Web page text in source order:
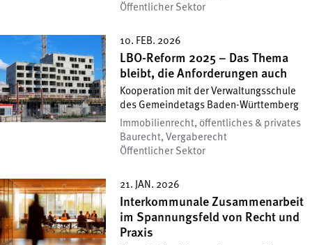
Öffentlicher Sektor
10. FEB. 2026
LBO-Reform 2025 – Das Thema
bleibt, die Anforderungen auch
Kooperation mit der Verwaltungsschule
des Gemeindetags Baden-Württemberg
Immobilienrecht, öffentliches & privates
Baurecht, Vergaberecht
Öffentlicher Sektor
21. JAN. 2026
Interkommunale Zusammenarbeit
im Spannungsfeld von Recht und
Praxis